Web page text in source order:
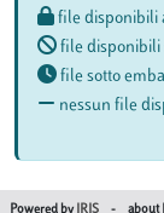
file disponibili
file disponibili
file sotto
nessun file
Powered by IRIS - about